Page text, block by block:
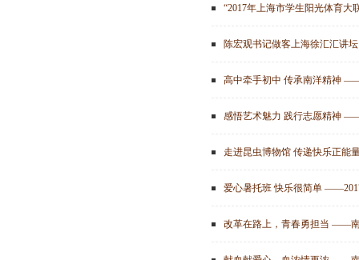
“2017年上海市学生阳光体育大
陈宏观书记做客上海徐汇汇讲
高中牵手初中 传承南洋精神
感悟艺术魅力 践行志愿精神
走进昆虫博物馆 传递快乐正能
爱心暑托班 快乐很简单